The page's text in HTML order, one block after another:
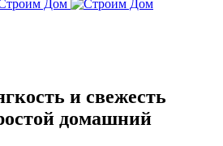
и свежесть
домашний